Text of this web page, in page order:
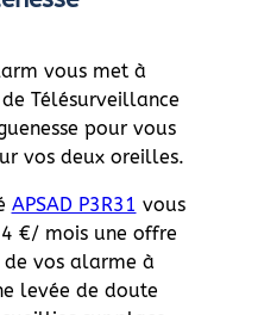
vous met à
Télésurveillance
pour vous
vos deux oreilles.
APSAD P3R31 vous
€/ mois une offre
vos alarme à
levée de doute